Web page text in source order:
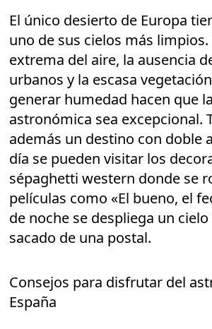
El único desierto de Europa
uno de sus cielos más limpios.
extrema del aire, la ausencia
urbanos y la escasa
generar humedad hacen que
astronómica sea excepcional.
además un destino con doble
día se pueden visitar los
sépaghetti western donde se
películas como «El bueno, el
de noche se despliega un
sacado de una postal.
Consejos para disfrutar del
España